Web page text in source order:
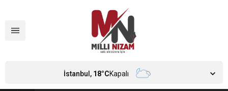
İstanbul, 18°CKapalı